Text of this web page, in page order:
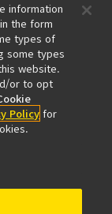
OEM
품
information
the form
types of
some types
website.
or to opt
Policy for